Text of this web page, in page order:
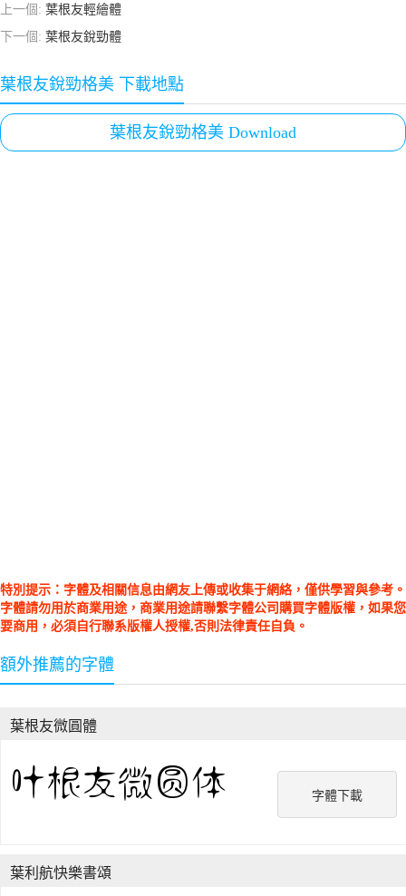
上一個: 葉根友輕繪體
下一個: 葉根友銳勁體
葉根友銳勁格美 下載地點
葉根友銳勁格美 Download
特別提示：字體及相關信息由網友上傳或收集于網絡，僅供學習與參考。
字體請勿用於商業用途，商業用途請聯繫字體公司購買字體版權，如果您
要商用，必須自行聯系版權人授權,否則法律責任自負。
額外推薦的字體
字體下載
葉根友微圓體
葉利航快樂書頌